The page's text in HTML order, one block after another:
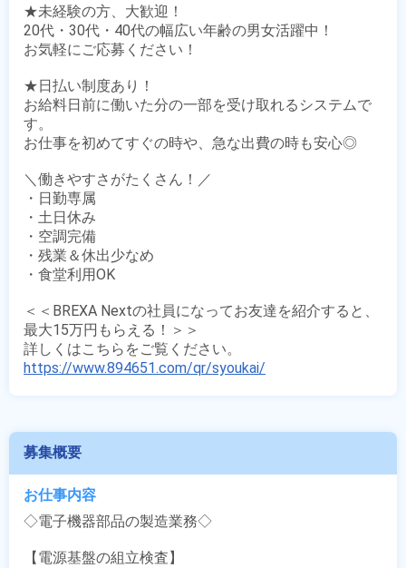
★未経験の方、大歓迎！
20代・30代・40代の幅広い年齢の男女活躍中！
お気軽にご応募ください！
★日払い制度あり！
お給料日前に働いた分の一部を受け取れるシステムで
す。
お仕事を初めてすぐの時や、急な出費の時も安心◎
＼働きやすさがたくさん！／
・日勤専属
・土日休み
・空調完備
・残業＆休出少なめ
・食堂利用OK
＜＜BREXA Nextの社員になってお友達を紹介すると、
最大15万円もらえる！＞＞
https://www.894651.com/qr/syoukai/
募集概要
お仕事内容
◇電子機器部品の製造業務◇
【電源基盤の組立検査】